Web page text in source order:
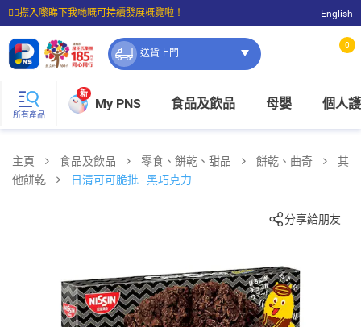
☝🏼㩒入嚟睇下我哋嘅可持續發展概覽啦！
⭐購物滿$399即享免費送貨；滿$100即可免費店取。
English
送貨上門
0
所有產品
新
My PNS 食品及飲品 母嬰 個人
主頁 食品及飲品 零食、餅乾、甜品 餅乾、曲奇
其
他餅乾
日清可可脆批 - 黑巧克力
分享給朋友